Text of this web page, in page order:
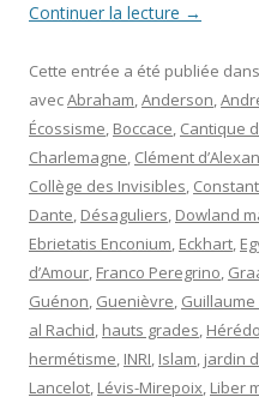
Continuer la lecture →
Cette entrée a été publiée dans
avecAbraham,Anderson,
Écossisme, Boccace, Cantique
Charlemagne, Clément
Collège des Invisibles,
Dante, Désaguliers, Dowland
Ebrietatis Enconium, Eckhart,
d’Amour, Franco Peregrino,
Guénon, Guenièvre,
al Rachid, hauts grades,
hermétisme, INRI, Islam, jardin
Lancelot, Lévis-Mirepoix, Liber